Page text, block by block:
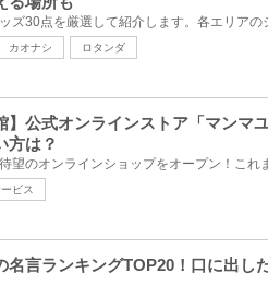
カオナシ ロタンダ
】公式オンラインストア「マンマ
方は？
ビス
名言ランキングTOP20！口に出し